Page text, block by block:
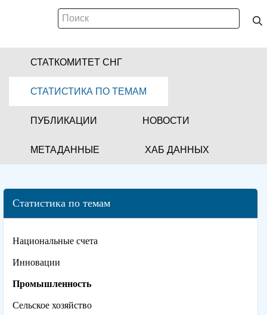
СТАТКОМИТЕТ СНГ
СТАТИСТИКА ПО ТЕМАМ
ПУБЛИКАЦИИ НОВОСТИ
МЕТАДАННЫЕ ХАБ ДАННЫХ
Статистика по темам
Национальные счета
Инновации
Промышленность
Сельское хозяйство